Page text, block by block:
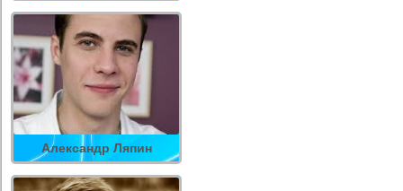
Александр Ляпин